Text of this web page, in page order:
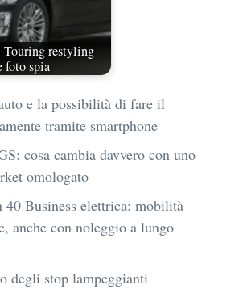
restyling
foto spia
e la possibilità di fare il
tramite smartphone
cosa cambia davvero con uno
omologato
40 Business elettrica: mobilità
anche con noleggio a lungo
degli stop lampeggianti